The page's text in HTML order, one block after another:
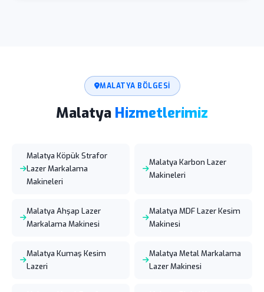
MALATYA BÖLGESI
Malatya Hizmetlerimiz
Malatya Köpük Strafor
Lazer Markalama
Makineleri
Malatya Karbon Lazer
Makineleri
Malatya Ahşap Lazer
Markalama Makinesi
Malatya MDF Lazer Kesim
Makinesi
Malatya Kumaş Kesim
Lazeri
Malatya Metal Markalama
Lazer Makinesi